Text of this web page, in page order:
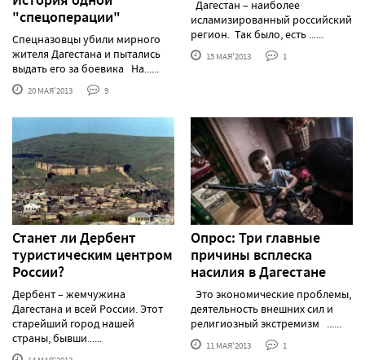
"спецоперации"
Спецназовцы убили мирного
жителя Дагестана и пытались
выдать его за боевика На......
20 МАЯ'2013 9
Дагестан – наиболее
исламизированный российский
регион. Так было, есть ......
15 МАЯ'2013 1
Станет ли Дербент
туристическим центром
России?
Дербент – жемчужина
Дагестана и всей России. Этот
старейший город нашей
страны, бывши......
Опрос: Три главные
причины всплеска
насилия в Дагестане
Это экономические проблемы,
деятельность внешних сил и
религиозный экстремизм ......
11 МАЯ'2013 1